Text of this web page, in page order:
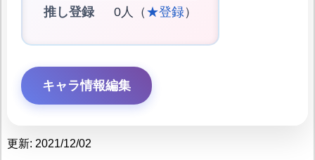
推し登録 0人（ ★登録）
キャラ情報編集
更新: 2021/12/02